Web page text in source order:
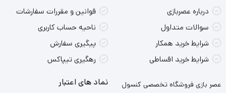
درباره عصربازی
سوالات متداول
شرایط خرید همکار
شرایط خرید اقساطی
قوانین و مقررات سفارشات
ناحیه حساب کاربری
پیگیری سفارش
رهگیری تیپاکس
عصر بازی فروشگاه تخصصی کنسول
نماد های اعتبار